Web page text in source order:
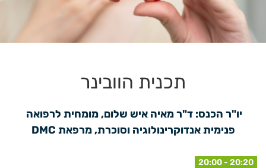
תכנית הוובינר
פנימית אנדוקרינולוגיה וסוכרת, מרפאת DMC
20:00 - 20:20